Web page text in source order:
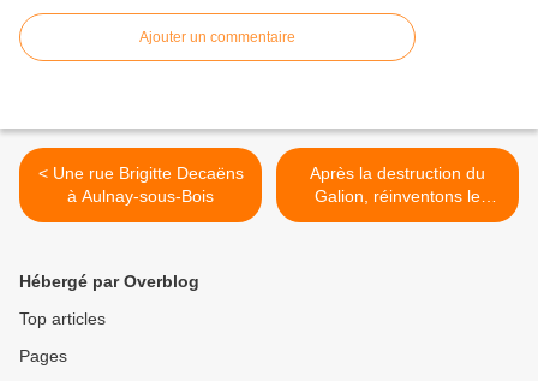
Ajouter un commentaire
< Une rue Brigitte Decaëns
à Aulnay-sous-Bois
Après la destruction du
Galion, réinventons le
quartier de la Rose des
Hébergé par Overblog
Top articles
Pages